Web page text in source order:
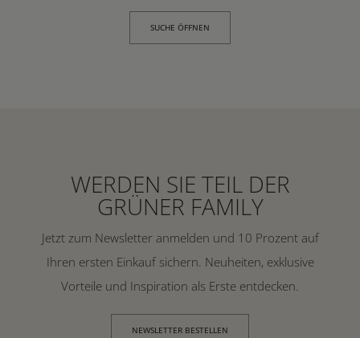
SUCHE ÖFFNEN
WERDEN SIE TEIL DER
GRÜNER FAMILY
Jetzt zum Newsletter anmelden und 10 Prozent auf
Ihren ersten Einkauf sichern. Neuheiten, exklusive
Vorteile und Inspiration als Erste entdecken.
NEWSLETTER BESTELLEN